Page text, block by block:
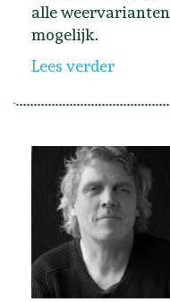
alle weervarianten
mogelijk.
Lees verder